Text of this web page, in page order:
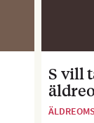
S vill